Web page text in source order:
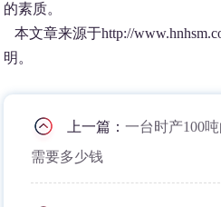
的素质。
本文章来源于http://
明。
上一篇：一台时产100
需要多少钱